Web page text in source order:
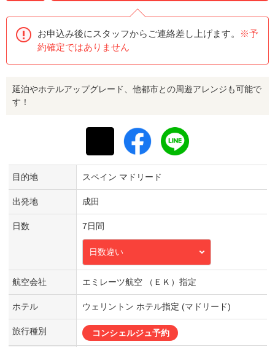
お申込み後にスタッフからご連絡差し上げます。
※予
約確定ではありません
延泊やホテルアップグレード、他都市との周遊アレンジも可能で
す！
目的地 スペイン マドリード
出発地 成田
日数 7日間
日数違い
航空会社 エミレーツ航空 （ＥＫ）指定
ホテル ウェリントン ホテル指定 (マドリード)
旅行種別 コンシェルジュ予約